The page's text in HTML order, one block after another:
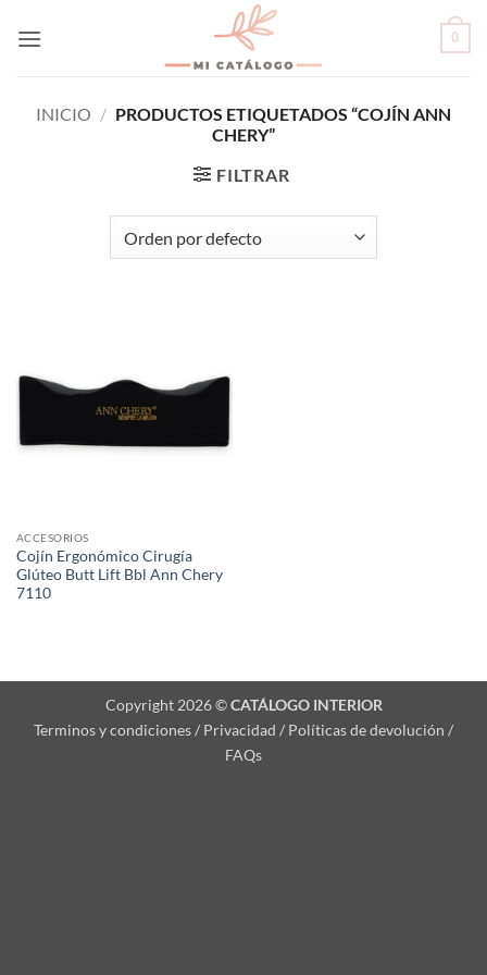
0
INICIO / PRODUCTOS ETIQUETADOS “COJÍN ANN
CHERY”
FILTRAR
ACCESORIOS
Cojín Ergonómico Cirugía
Glúteo Butt Lift Bbl Ann Chery
7110
Copyright 2026 ©CATÁLOGO INTERIOR
Terminos y condiciones / Privacidad / Políticas de devolución /
FAQs